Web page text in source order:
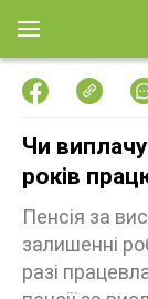
Чи
років
Пенсія за
залишенні
разі